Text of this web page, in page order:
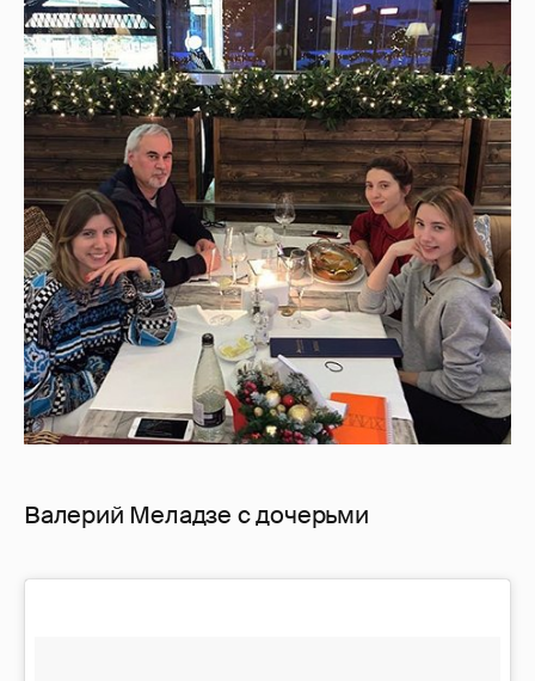
Валерий Меладзе с дочерьми